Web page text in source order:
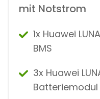
mit Notstrom
1x Huawei
BMS
3x Huawei
Batteriemodul